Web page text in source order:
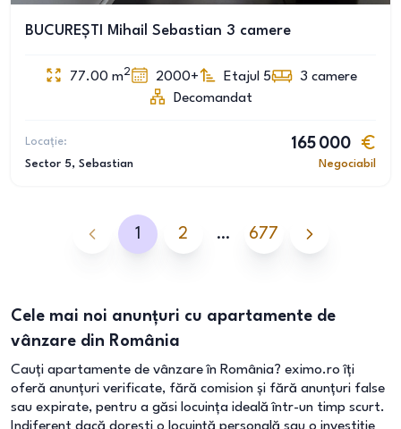
BUCUREȘTI Mihail Sebastian 3 camere
77.00 m2 2000+ Etajul 5 3 camere
Decomandat
Locație:
Sector 5, Sebastian
165 000
Negociabil
1 2 … 677
Cele mai noi anunțuri cu apartamente de
vânzare din România
Cauți apartamente de vânzare în România? eximo.ro îți
oferă anunțuri verificate, fără comision și fără anunțuri false
sau expirate, pentru a găsi locuința ideală într-un timp scurt.